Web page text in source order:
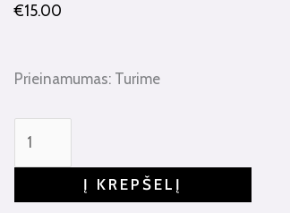
€15.00
Prieinamumas: Turime
produkto
lakas
"Viva
Į KREPŠELĮ